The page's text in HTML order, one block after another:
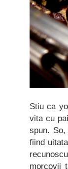
Stiu ca
vita cu
spun.
fiind
morcovii